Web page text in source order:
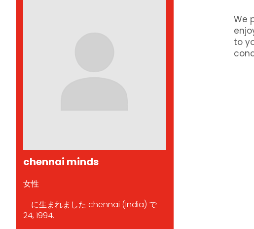
chennai minds
女性
に生まれました chennai (India) で
24, 1994.
We
to